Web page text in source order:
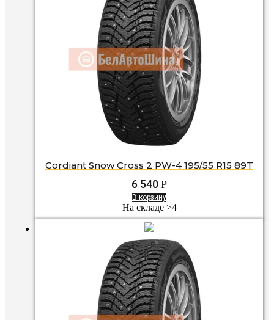
Cordiant Snow Cross 2 PW-4 195/55 R15 89T
6 540 Р
В корзину
На складе >4